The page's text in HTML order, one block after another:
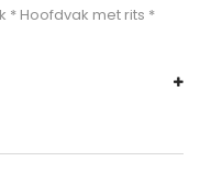
* Hoofdvak met rits *